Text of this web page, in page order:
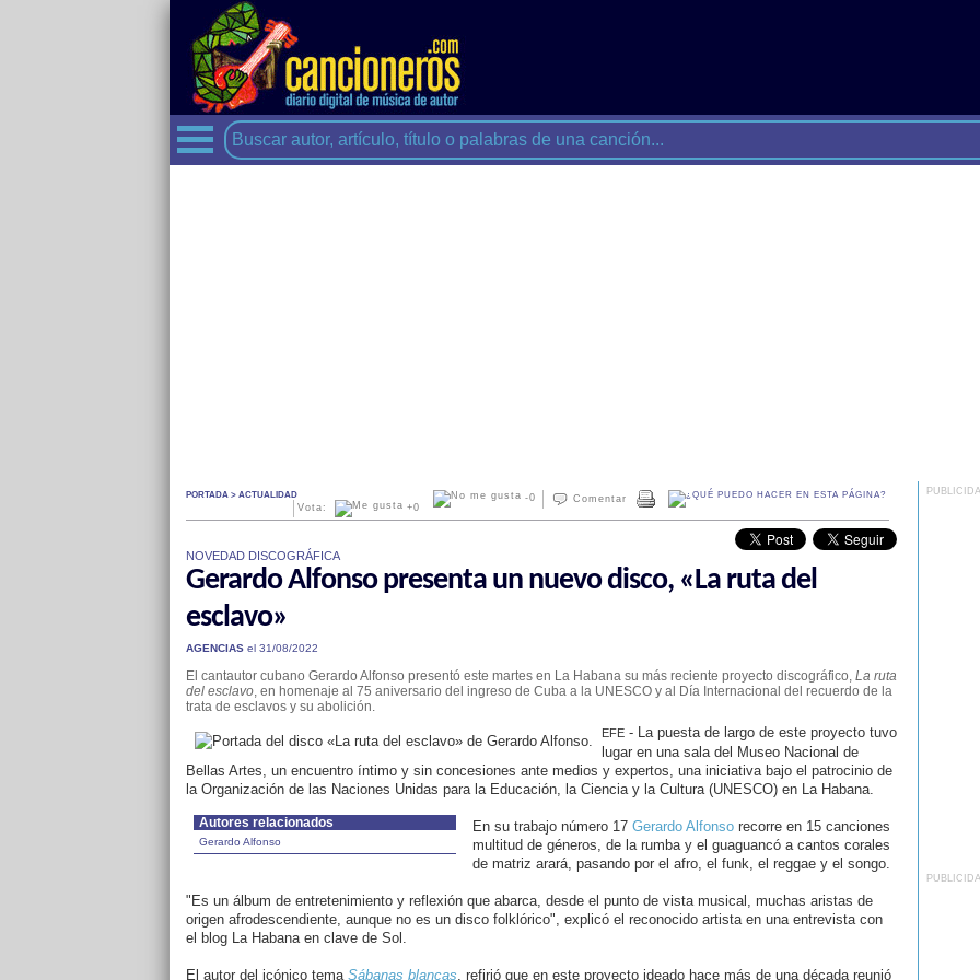
PORTADA > ACTUALIDAD Comentar
-0
Vota:
+0
NOVEDAD DISCOGRÁFICA
Gerardo Alfonso presenta un nuevo disco, «La ruta del
esclavo»
AGENCIASel 31/08/2022
El cantautor cubano Gerardo Alfonso presentó este martes en La Habana su más reciente proyecto discográfico, La ruta
del esclavo, en homenaje al 75 aniversario del ingreso de Cuba a la UNESCO y al Día Internacional del recuerdo de la
trata de esclavos y su abolición.
EFE- La puesta de largo de este proyecto tuvo
lugar en una sala del Museo Nacional de
Bellas Artes, un encuentro íntimo y sin concesiones ante medios y expertos, una iniciativa bajo el patrocinio de
la Organización de las Naciones Unidas para la Educación, la Ciencia y la Cultura (UNESCO) en La Habana.
Autores relacionados
Gerardo Alfonso
En su trabajo número 17 Gerardo Alfonsorecorre en 15 canciones
multitud de géneros, de la rumba y el guaguancó a cantos corales
de matriz arará, pasando por el afro, el funk, el reggae y el songo.
"Es un álbum de entretenimiento y reflexión que abarca, desde el punto de vista musical, muchas aristas de
origen afrodescendiente, aunque no es un disco folklórico", explicó el reconocido artista en una entrevista con
el blog La Habana en clave de Sol.
El autor del icónico tema Sábanas blancas, refirió que en este proyecto ideado hace más de una década reunió